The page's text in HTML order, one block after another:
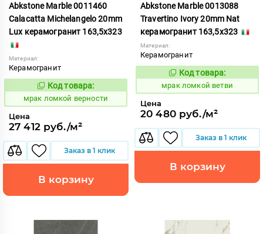
Abkstone Marble 0011460
Calacatta Michelangelo 20mm
Lux керамогранит 163,5x323
Материал:
Керамогранит
1052881
Код товара:
мрак ломкой верности
Цена
27 412 руб./м²
Заказ в 1 клик
В корзину
Abkstone Marble 0013088
Travertino Ivory 20mm Nat
керамогранит 163,5x323
Материал:
Керамогранит
1052884
Код товара:
мрак ломкой ветви
Цена
20 480 руб./м²
Заказ в 1 клик
В корзину